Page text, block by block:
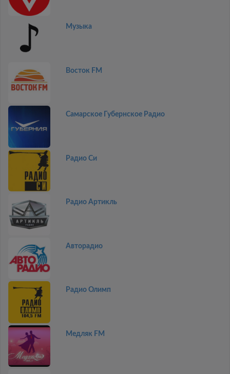
Музыка
Восток FM
Самарское Губернское Радио
Радио Си
Радио Артикль
Авторадио
Радио Олимп
Медляк FM